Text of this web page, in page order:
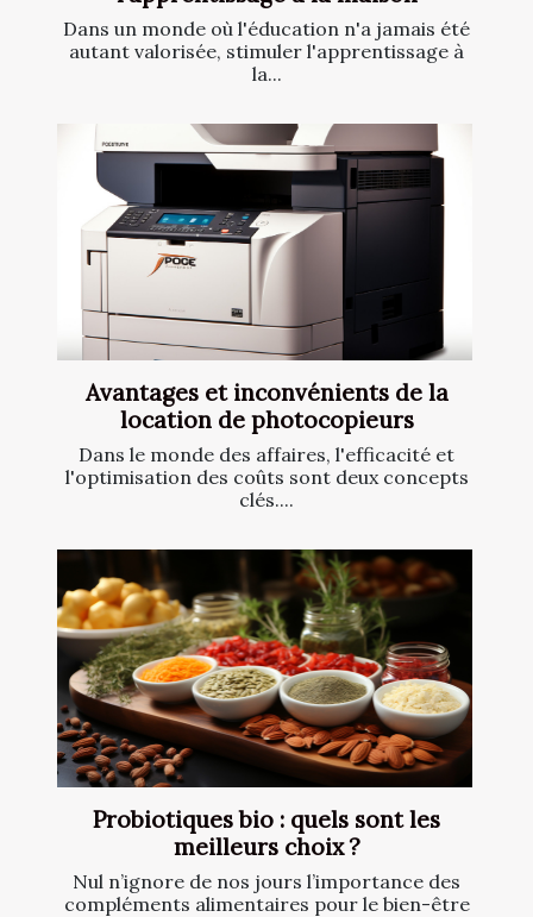
Dans un monde où l'éducation n'a jamais été
autant valorisée, stimuler l'apprentissage à
la...
Avantages et inconvénients de la
location de photocopieurs
Dans le monde des affaires, l'efficacité et
l'optimisation des coûts sont deux concepts
clés....
Probiotiques bio : quels sont les
meilleurs choix ?
Nul n’ignore de nos jours l’importance des
compléments alimentaires pour le bien-être